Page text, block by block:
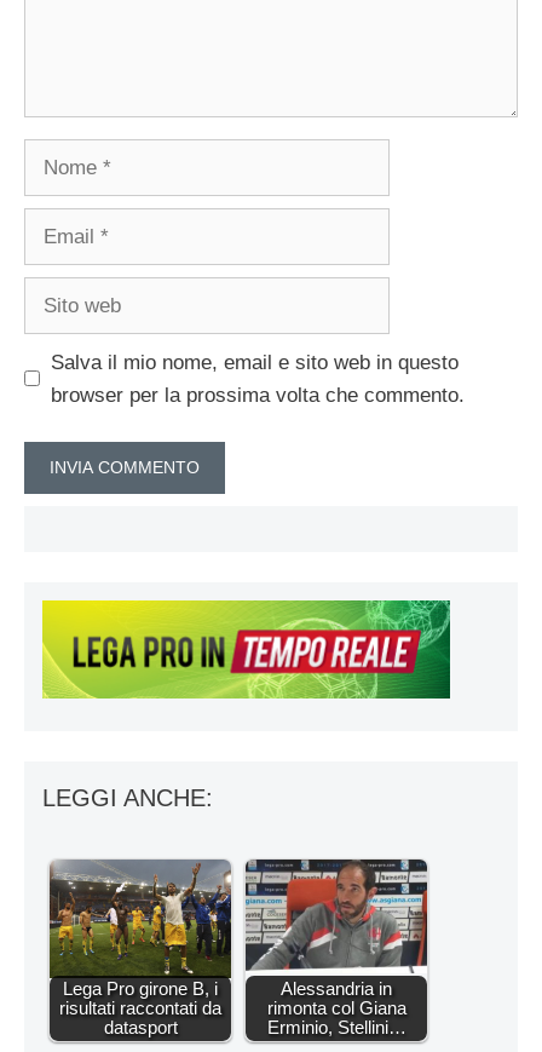
Nome
Email
Sito
Salva il mio nome, email e sito web in questo
browser per la prossima volta che commento.
LEGGI ANCHE:
Lega Pro girone B, i
risultati raccontati da
datasport
Alessandria in
rimonta col Giana
Erminio, Stellini…